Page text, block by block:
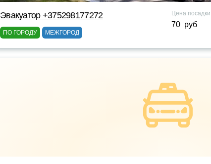
Эвакуатор +375298177272
ПО ГОРОДУ МЕЖГОРОД
Цена посадки
70 руб